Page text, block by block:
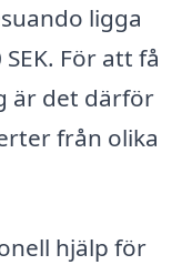
ligga
För att få
är det därför
från olika
hjälp för